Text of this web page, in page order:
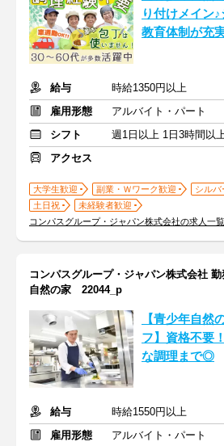
り付けメイン
教育体制が充
給与
時給1350円以上
雇用形態
アルバイト・パート
シフト
週1日以上 1日3時間以
アクセス
大学生歓迎 副業・Ｗワーク歓迎
シルバ
土日祝
未経験者歓迎
コンパスグループ・ジャパン株式会社の求人一
コンパスグループ・ジャパン株式会社
自然の家 22044_p
【青少年自然
フ】資格不要
な調理まで◎
給与
時給1550円以上
雇用形態
アルバイト・パート